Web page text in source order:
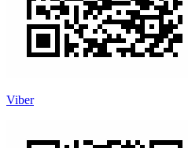
Viber